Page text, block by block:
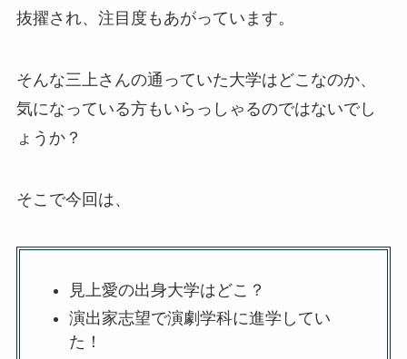
抜擢され、注目度もあがっています。
そんな三上さんの通っていた大学はどこなのか、
気になっている方もいらっしゃるのではないでし
ょうか？
そこで今回は、
見上愛の出身大学はどこ？
演出家志望で演劇学科に進学してい
た！